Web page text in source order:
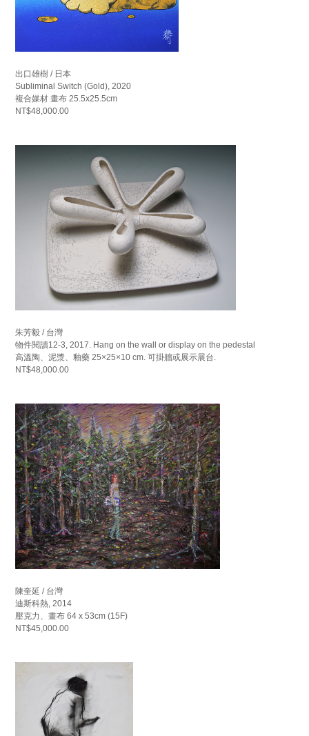
出口雄樹 / 日本
Subliminal Switch (Gold), 2020
複合媒材 畫布 25.5x25.5cm
NT$48,000.00
朱芳毅 / 台灣
物件閱讀12-3, 2017. Hang on the wall or display on the pedestal
高溫陶、泥漿、釉藥 25×25×10 cm. 可掛牆或展示展台.
NT$48,000.00
陳奎延 / 台灣
迪斯科熱, 2014
壓克力、畫布 64 x 53cm (15F)
NT$45,000.00